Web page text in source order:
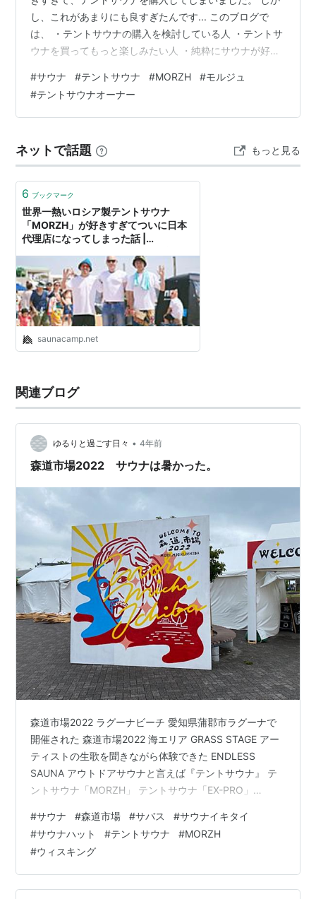
し、これがあまりにも良すぎたんです... このブログで
は、 ・テントサウナの購入を検討している人 ・テントサ
ウナを買ってもっと楽しみたい人 ・純粋にサウナが好き
なが情報を交換できるようなブログになればと思います
😁 どうぞよろしくお願いします。 ※写真は今年の初日の
出テントサウナ in 九十九里のものです。テントサウナを
#サウナ #テントサウナ #MORZH #モルジュ
#テントサウナオーナー
ネットで話題 もっと見る
6 ブックマーク
世界一熱いロシア製テントサウナ
「MORZH」が好きすぎてついに日本
代理店になってしまった話 |
方・おすすめ設置場所MAP・導入事例
saunacamp.net
関連ブログ
ゆるりと過ごす日々 • 4年前
森道市場2022 サウナは暑かった。
森道市場2022 ラグーナビーチ 愛知県蒲郡市ラグーナで
開催された 森道市場2022 海エリア GRASS STAGE アー
ティストの生歌を聞きながら体験できた ENDLESS
SAUNA アウトドアサウナと言えば『テントサウナ』 テ
ントサウナ「MORZH」 テントサウナ「EX-PRO」
トごとにアロマがあり好みを探すことができた。
MORZH 一室4名 スモークサウナ・白檀・白樺・ジュニ
パーベリー 3日間で圧倒的高温をたたき出した！ 温度計
が振り切れてしまう 高温注意 EX-PRO ウィスキング専用
オーク・カエデ・白樺など色々な…
#サウナ #森道市場 #サバス #サウナイキタイ
#サウナハット #テントサウナ #MORZH
#ウィスキング